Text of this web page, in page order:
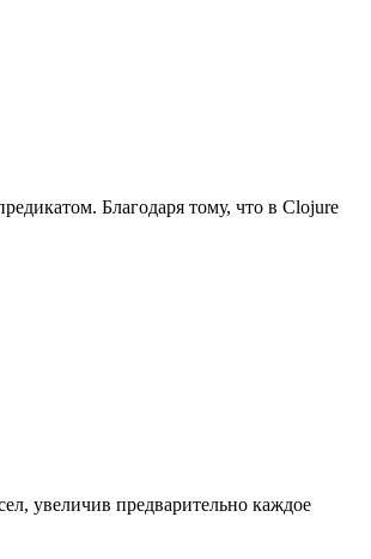
Благодаря тому, что в Clojure
увеличив предварительно каждое